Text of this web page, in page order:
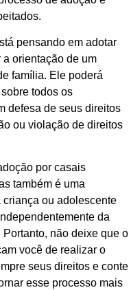
pensando em adotar
orientação de um
família. Ele poderá
todos os
defesa de seus direitos
ou violação de direitos
por casais
também é uma
ou adolescente
da
não deixe que o
você de realizar o
seus direitos e conte
esse processo mais